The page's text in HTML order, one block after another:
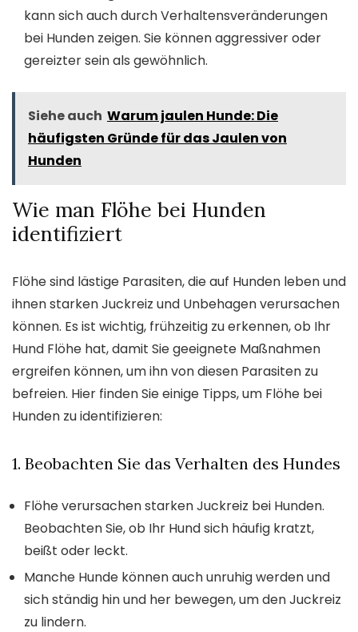
kann sich auch durch Verhaltensveränderungen
bei Hunden zeigen. Sie können aggressiver oder
gereizter sein als gewöhnlich.
Siehe auch Warum jaulen Hunde: Die
häufigsten Gründe für das Jaulen von
Hunden
Wie man Flöhe bei Hunden
identifiziert
Flöhe sind lästige Parasiten, die auf Hunden leben und
ihnen starken Juckreiz und Unbehagen verursachen
können. Es ist wichtig, frühzeitig zu erkennen, ob Ihr
Hund Flöhe hat, damit Sie geeignete Maßnahmen
ergreifen können, um ihn von diesen Parasiten zu
befreien. Hier finden Sie einige Tipps, um Flöhe bei
Hunden zu identifizieren:
1. Beobachten Sie das Verhalten des Hundes
Flöhe verursachen starken Juckreiz bei Hunden.
Beobachten Sie, ob Ihr Hund sich häufig kratzt,
beißt oder leckt.
Manche Hunde können auch unruhig werden und
sich ständig hin und her bewegen, um den Juckreiz
zu lindern.